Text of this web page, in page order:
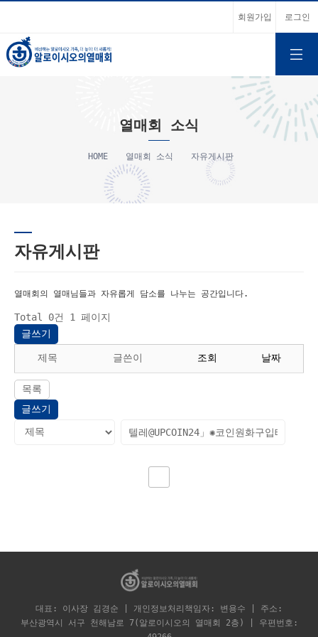
회원가입 로그인
열매회 소식
HOME 열매회 소식 자유게시판
자유게시판
열매회의 열매님들과 자유롭게 담소를 나누는 공간입니다.
Total 0건
1 페이지
글쓰기
제목 글쓴이 조회 날짜
목록
글쓰기
대표: 이사장 김경순 | 개인정보처리책임자: 변용수 | 주소:
부산광역시 서구 천해남로 7(알로이시오의 열매회 2층) | 우편번호: